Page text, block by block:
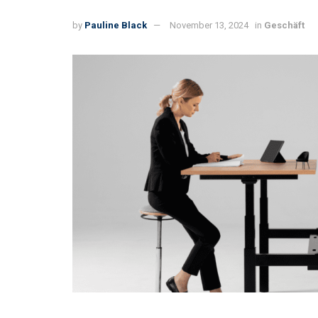
by Pauline Black November 13, 2024 in Geschäft